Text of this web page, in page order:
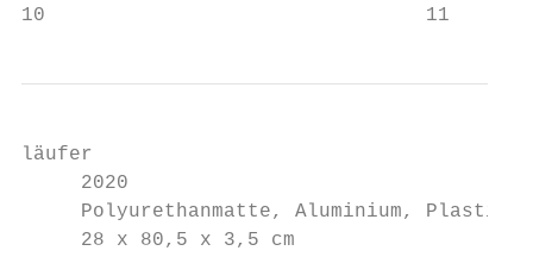
10                                11
läufer
     2020
     Polyurethanmatte, Aluminium, Plastik
     28 x 80,5 x 3,5 cm